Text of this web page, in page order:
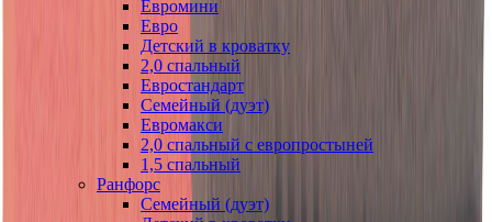
Евромини
Евро
Детский в кроватку
2,0 спальный
Евростандарт
Семейный (дуэт)
Евромакси
2,0 спальный с европростыней
1,5 спальный
Ранфорс
Семейный (дуэт)